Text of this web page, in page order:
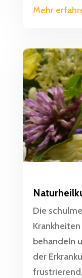
Mehr
Die
behandeln
der